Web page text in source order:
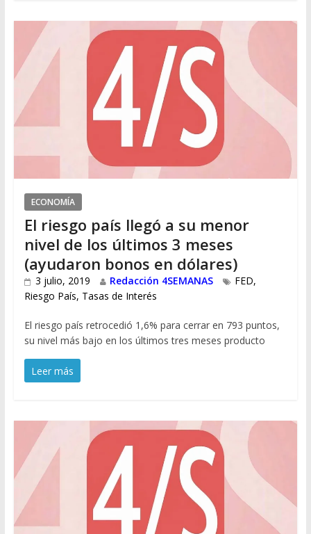
ECONOMÍA
El riesgo país llegó a su menor
nivel de los últimos 3 meses
(ayudaron bonos en dólares)
3 julio, 2019 Redacción 4SEMANAS FED,
Riesgo País, Tasas de Interés
El riesgo país retrocedió 1,6% para cerrar en 793 puntos,
su nivel más bajo en los últimos tres meses producto
Leer más